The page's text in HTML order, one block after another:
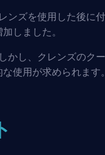
ンズを使用した後に
しました。
しかし、クレンズのク
使用が求められます。